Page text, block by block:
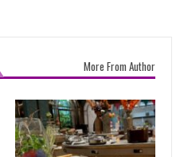
More From Author